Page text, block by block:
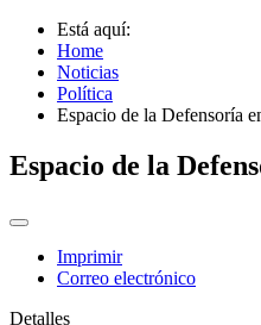
Está aquí:
Home
Noticias
Política
Espacio de la Defensoría
Espacio de la
Imprimir
Correo electrónico
Detalles